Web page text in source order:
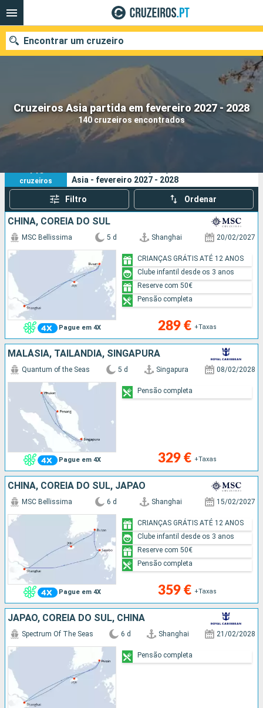
Cruzeiros Asia partida em fevereiro 2027 - 2028
140 cruzeiros encontrados
Encontrar um cruzeiro
Quando ir?
Data de partida
Pesquisar
140
cruzeiros
Asia - fevereiro 2027 - 2028
Filtro Ordenar
CHINA, COREIA DO SUL
Pague em 4X
MSC Bellissima 5 d Shanghai 20/02/2027
289 € +Taxas
CRIANÇAS GRÁTIS ATÉ 12 ANOS
Clube infantil desde os 3 anos
Reserve com 50€
Pensão completa
MALÁSIA, TAILÂNDIA, SINGAPURA
Pague em 4X
Quantum of the Seas 5 d Singapura 08/02/2028
329 € +Taxas
Pensão completa
CHINA, COREIA DO SUL, JAPÃO
Pague em 4X
MSC Bellissima 6 d Shanghai 15/02/2027
359 € +Taxas
CRIANÇAS GRÁTIS ATÉ 12 ANOS
Clube infantil desde os 3 anos
Reserve com 50€
Pensão completa
JAPÃO, COREIA DO SUL, CHINA
Spectrum Of The Seas 6 d Shanghai 21/02/2028
Pensão completa